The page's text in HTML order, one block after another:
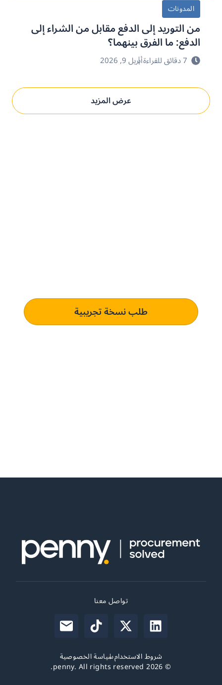
المدونات
من التوريد إلى الدفع مقابل من الشراء إلى
الدفع: ما الفرق بينهما؟
7 دقائق للقراءة أبريل 9, 2026
عرض المزيد
طلب نسخة تجريبية
شروط الاستخدامسياسة الخصوصية
© 2026 penny. All rights reserved.
تواصل معنا